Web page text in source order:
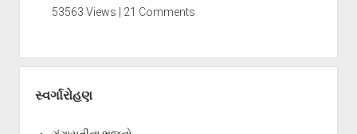
53563 Views | 21 Comments
સ્વર્ગારોહણ